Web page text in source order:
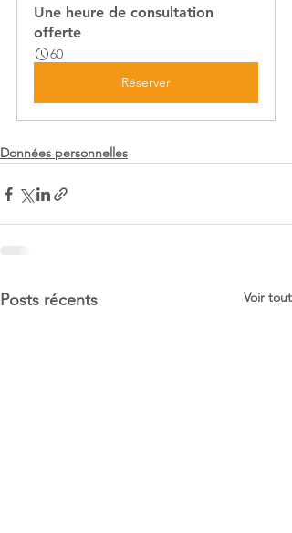
Une heure de consultation
offerte
60
Réserver
Données personnelles
Posts récents Voir tout